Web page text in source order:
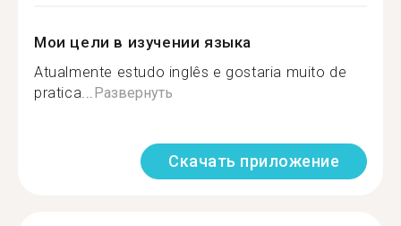
Мои цели в изучении языка
Atualmente estudo inglês e gostaria muito de
pratica...Развернуть
Скачать приложение